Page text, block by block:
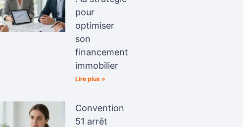
pour
optimiser
son
financement
immobilier
Lire plus »
Convention
51 arrêt